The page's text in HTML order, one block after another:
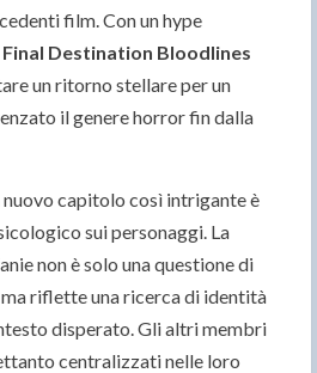
film. Con un hype
Final Destination Bloodlines
un ritorno stellare per un
il genere horror fin dalla
nuovo capitolo così intrigante è
sui personaggi. La
non è solo una questione di
riflette una ricerca di identità
disperato. Gli altri membri
centralizzati nelle loro